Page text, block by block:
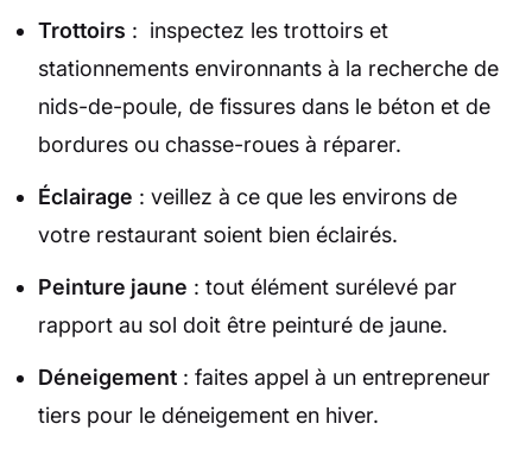
Trottoirs : inspectez les trottoirs et
stationnements environnants à la recherche de
nids-de-poule, de fissures dans le béton et de
bordures ou chasse-roues à réparer.
Éclairage : veillez à ce que les environs de
votre restaurant soient bien éclairés.
Peinture jaune : tout élément surélevé par
rapport au sol doit être peinturé de jaune.
Déneigement : faites appel à un entrepreneur
tiers pour le déneigement en hiver.